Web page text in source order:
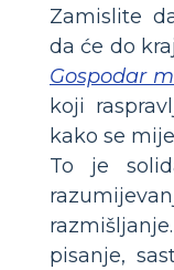
Zamislite
da će do
Gospodar
koji
kako se
To je
pisanje,